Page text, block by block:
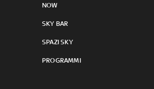
NOW
SKY BAR
SPAZI SKY
PROGRAMMI